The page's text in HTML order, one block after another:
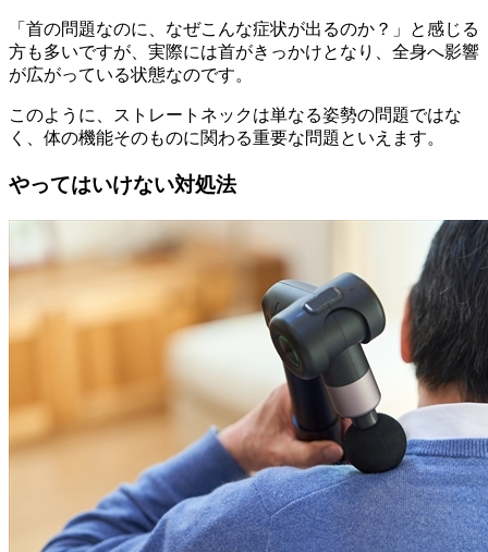
「首の問題なのに、なぜこんな症状が出るのか？」と感じる
方も多いですが、実際には首がきっかけとなり、全身へ影響
が広がっている状態なのです。
このように、ストレートネックは単なる姿勢の問題ではな
く、体の機能そのものに関わる重要な問題といえます。
やってはいけない対処法